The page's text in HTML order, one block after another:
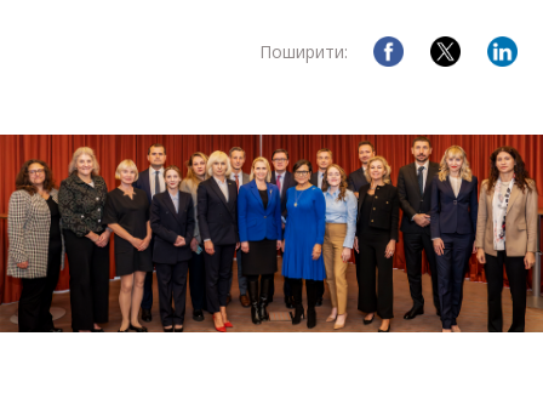
Поширити: